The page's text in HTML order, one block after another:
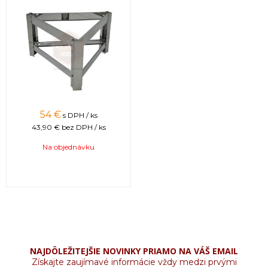
54 € s DPH / ks
43,90 € bez DPH / ks
Na objednávku
NAJDÔLEŽITEJŠIE NOVINKY PRIAMO NA VÁŠ EMAIL
Získajte zaujímavé informácie vždy medzi prvými